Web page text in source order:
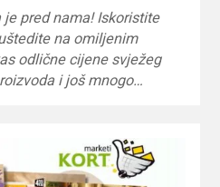
pred nama! Iskoristite
na omiljenim
odlične cijene svježeg
i još mnogo…